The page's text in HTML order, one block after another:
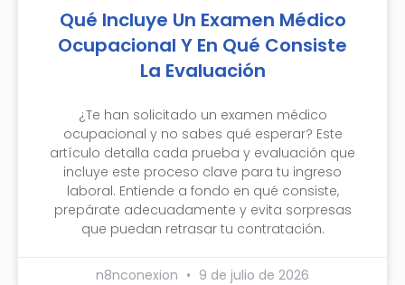
Qué Incluye Un Examen Médico
Ocupacional Y En Qué Consiste
La Evaluación
¿Te han solicitado un examen médico
ocupacional y no sabes qué esperar? Este
artículo detalla cada prueba y evaluación que
incluye este proceso clave para tu ingreso
laboral. Entiende a fondo en qué consiste,
prepárate adecuadamente y evita sorpresas
que puedan retrasar tu contratación.
n8nconexion 9 de julio de 2026